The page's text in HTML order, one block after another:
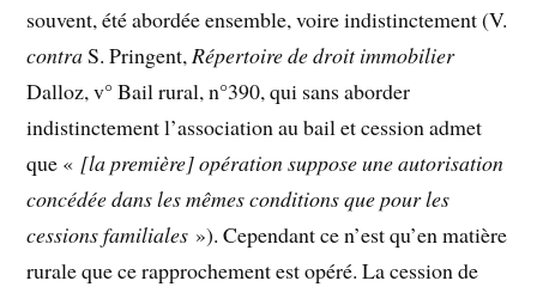
souvent, été abordée ensemble, voire indistinctement (V.
contraS. Pringent,Répertoire de droit immobilier
Dalloz, v° Bail rural, n°390, qui sans aborder
indistinctement l’association au bail et cession admet
que « [la première]opération suppose une autorisation
concédée dans les mêmes conditions que pour les
cessions familiales »). Cependant ce n’est qu’en matière
rurale que ce rapprochement est opéré. La cession de